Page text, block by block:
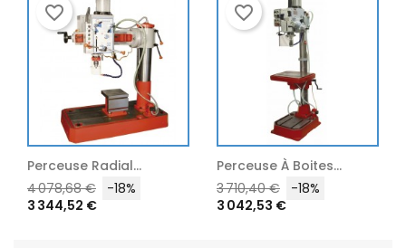
Prix
Perceuse À Boites...
Prix
3 710,40 €
Prix
3 042,53 €
favorite_border
Perceuses À...
Prix
1 166,76 €
956,74 €
favorite_border